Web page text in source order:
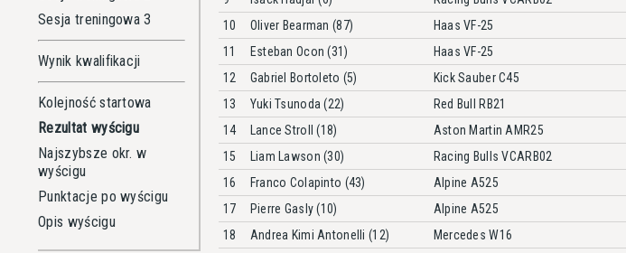
Sesja treningowa 3
Wynik kwalifikacji
Kolejność startowa
Rezultat wyścigu
Najszybsze okr. w
wyścigu
Punktacje po wyścigu
Opis wyścigu
10
Oliver Bearman (87) Haas VF-25
11
Esteban Ocon (31) Haas VF-25
12
Gabriel Bortoleto (5) Kick Sauber C45
13
Yuki Tsunoda (22) Red Bull RB21
14
Lance Stroll (18) Aston Martin AMR25
15
Liam Lawson (30) Racing Bulls VCARB02
16
Franco Colapinto (43) Alpine A525
17
Pierre Gasly (10) Alpine A525
18
Andrea Kimi Antonelli (12) Mercedes W16